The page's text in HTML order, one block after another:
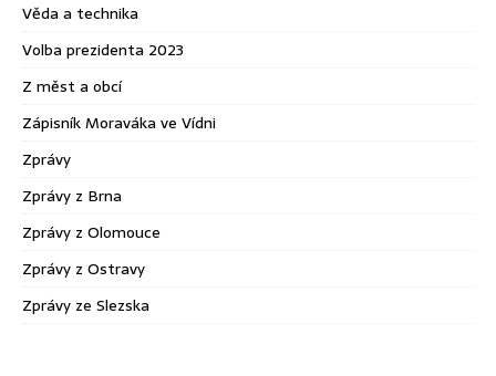
Věda a technika
Volba prezidenta 2023
Z měst a obcí
Zápisník Moraváka ve Vídni
Zprávy
Zprávy z Brna
Zprávy z Olomouce
Zprávy z Ostravy
Zprávy ze Slezska